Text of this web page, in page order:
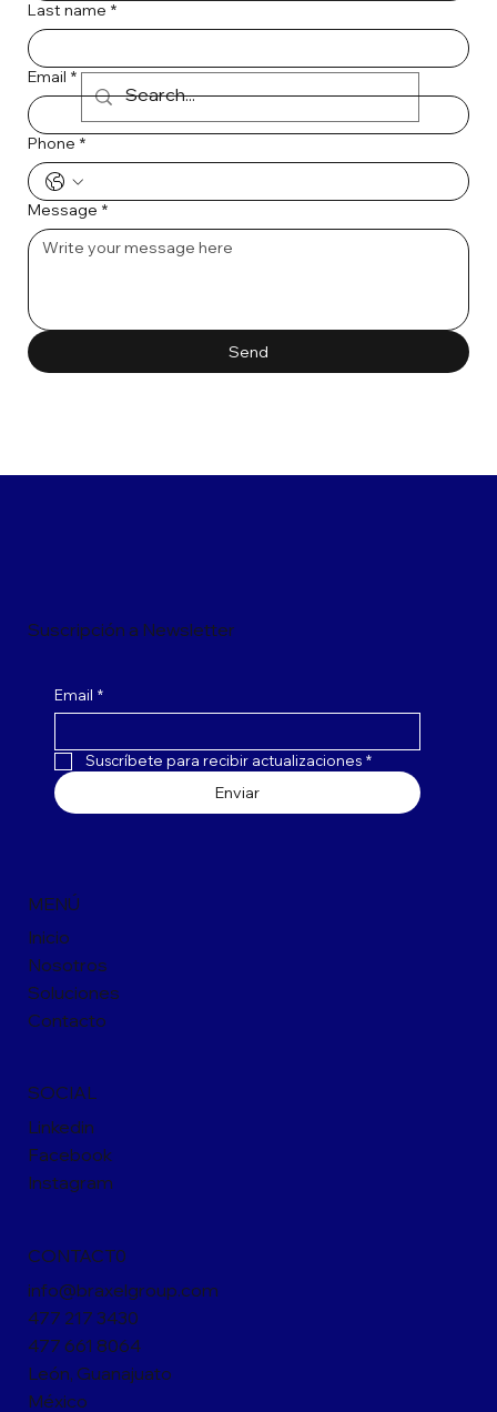
Last name *
Email *
Phone *
Message *
Send
Suscripción a Newsletter
Email *
Suscríbete para recibir actualizaciones *
Enviar
MENÚ
Inicio
Nosotros
Soluciones
Contacto
SOCIAL
Linkedin
Facebook
Instagram
CONTACT0
info@braxelgroup.com
477 217 3430
477 661 8064
León, Guanajuato
México